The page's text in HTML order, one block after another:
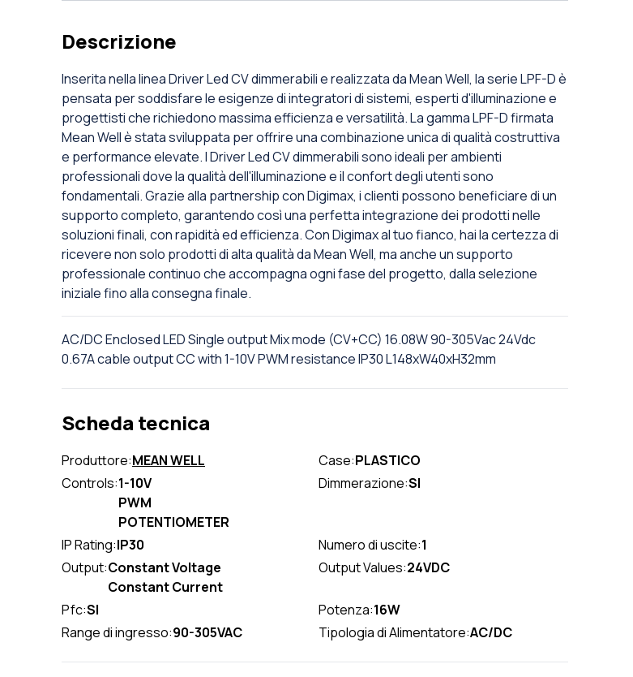
Descrizione
Inserita nella linea Driver Led CV dimmerabili e realizzata da Mean Well, la serie LPF-D è
pensata per soddisfare le esigenze di integratori di sistemi, esperti d'illuminazione e
progettisti che richiedono massima efficienza e versatilità. La gamma LPF-D firmata
Mean Well è stata sviluppata per offrire una combinazione unica di qualità costruttiva
e performance elevate. I Driver Led CV dimmerabili sono ideali per ambienti
professionali dove la qualità dell'illuminazione e il confort degli utenti sono
fondamentali. Grazie alla partnership con Digimax, i clienti possono beneficiare di un
supporto completo, garantendo così una perfetta integrazione dei prodotti nelle
soluzioni finali, con rapidità ed efficienza. Con Digimax al tuo fianco, hai la certezza di
ricevere non solo prodotti di alta qualità da Mean Well, ma anche un supporto
professionale continuo che accompagna ogni fase del progetto, dalla selezione
iniziale fino alla consegna finale.
AC/DC Enclosed LED Single output Mix mode (CV+CC) 16.08W 90-305Vac 24Vdc
0.67A cable output CC with 1-10V PWM resistance IP30 L148xW40xH32mm
Scheda tecnica
Produttore:MEAN WELL Case:PLASTICO
Controls:1-10V
PWM
POTENTIOMETER
Dimmerazione:SI
IP Rating:IP30 Numero di uscite:1
Output:Constant Voltage
Constant Current
Output Values:24VDC
Pfc:SI Potenza:16W
Range di ingresso:90-305VAC Tipologia di Alimentatore:AC/DC